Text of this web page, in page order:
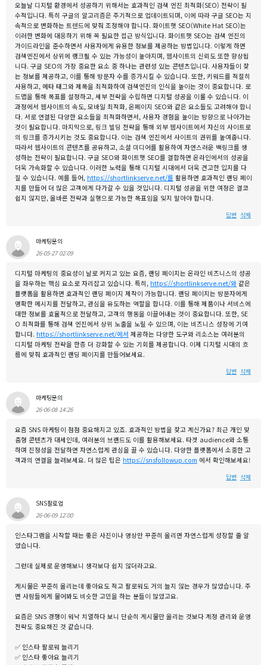
오늘날 디지털 환경에서 성공하기 위해서는 효과적인 검색 엔진 최적화(SEO) 전략이 필
수적입니다. 특히 구글의 알고리즘은 주기적으로 업데이트되며, 이에 따라 구글 SEO는 지
속적으로 변화하는 트렌드에 맞춰 조정해야 합니다. 화이트햇 SEO(White Hat SEO)는
이러한 변화에 대응하기 위해 꼭 필요한 접근 방식입니다. 화이트햇 SEO는 검색 엔진의
가이드라인을 준수하면서 사용자에게 유용한 정보를 제공하는 방법입니다. 이렇게 하면
검색엔진에서 상위에 랭크될 수 있는 가능성이 높아지며, 웹사이트의 신뢰도 또한 향상됩
니다. 구글 SEO의 가장 중요한 요소 중 하나는 관련성 있는 콘텐츠입니다. 사용자들이 찾
는 정보를 제공하고, 이를 통해 방문자 수를 증가시킬 수 있습니다. 또한, 키워드를 적절히
사용하고, 메타 태그와 제목을 최적화하여 검색엔진의 인식을 높이는 것이 중요합니다. 로
드맵을 통해 목표를 설정하고, 세부 전략을 수립하면 디지털 성공을 이룰 수 있습니다. 이
과정에서 웹사이트의 속도, 모바일 최적화, 온페이지 SEO와 같은 요소들도 고려해야 합니
다. 서로 연결된 다양한 요소들을 최적화하면서, 사용자 경험을 높이는 방향으로 나아가는
것이 필요합니다. 마지막으로, 링크 빌딩 전략을 통해 외부 웹사이트에서 자신의 사이트로
의 링크를 증가시키는 것도 중요합니다. 이는 검색 엔진에서 사이트의 권위를 높여줍니다.
따라서 웹사이트의 콘텐츠를 공유하고, 소셜 미디어를 활용하여 자연스러운 백링크를 생
성하는 전략이 필요합니다. 구글 SEO와 화이트햇 SEO를 결합하면 온라인에서의 성공을
더욱 가속화할 수 있습니다. 이러한 노력을 통해 디지털 시대에서 더욱 견고한 입지를 다
질 수 있습니다. 예를 들어, https://shortlinkserve.net/를 활용하면 효과적인 랜딩 페이
지를 만들어 더 많은 고객에게 다가갈 수 있을 것입니다. 디지털 성공을 위한 여정은 결코
쉽지 않지만, 올바른 전략과 실행으로 가능한 목표임을 잊지 말아야 합니다.
답변 삭제
마케팅문의
26-05-27 02:09
디지털 마케팅의 중요성이 날로 커지고 있는 요즘, 랜딩 페이지는 온라인 비즈니스의 성공
을 좌우하는 핵심 요소로 자리잡고 있습니다. 특히, https://shortlinkserve.net/와 같은
플랫폼을 활용하면 효과적인 랜딩 페이지 제작이 가능합니다. 랜딩 페이지는 방문자에게
명확한 메시지를 전달하고, 관심을 유도하는 역할을 합니다. 이를 통해 제품이나 서비스에
대한 정보를 효율적으로 전달하고, 고객의 행동을 이끌어내는 것이 중요합니다. 또한, SE
O 최적화를 통해 검색 엔진에서 상위 노출을 노릴 수 있으며, 이는 비즈니스 성장에 기여
합니다. https://shortlinkserve.net/에서 제공하는 다양한 도구와 리소스는 여러분의
디지털 마케팅 전략을 한층 더 강화할 수 있는 기회를 제공합니다. 이제 디지털 시대의 흐
름에 맞춰 효과적인 랜딩 페이지를 만들어보세요.
답변 삭제
마케팅문의
26-06-08 14:26
요즘 SNS 마케팅이 점점 중요해지고 있죠. 효과적인 방법을 찾고 계신가요? 최근 개인 맞
춤형 콘텐츠가 대세인데, 여러분의 브랜드도 이를 활용해보세요. 타겟 audience와 소통
하며 진정성을 전달하면 자연스럽게 관심을 끌 수 있습니다. 다양한 플랫폼에서 소중한 고
객과의 연결을 늘려보세요. 더 많은 팁은 https://snsfollowup.com 에서 확인해보세요!
답변 삭제
SNS팔로업
26-06-09 12:00
인스타그램을 시작할 때는 좋은 사진이나 영상만 꾸준히 올리면 자연스럽게 성장할 줄 알
았습니다.
그런데 실제로 운영해보니 생각보다 쉽지 않더라고요.
게시물은 꾸준히 올리는데 좋아요도 적고 팔로워도 거의 늘지 않는 경우가 많았습니다. 주
변 사람들에게 물어봐도 비슷한 고민을 하는 분들이 많았고요.
요즘은 SNS 경쟁이 워낙 치열하다 보니 단순히 게시물만 올리는 것보다 계정 관리와 운영
전략도 중요해진 것 같습니다.
✅ 인스타 팔로워 늘리기
✅ 인스타 좋아요 늘리기